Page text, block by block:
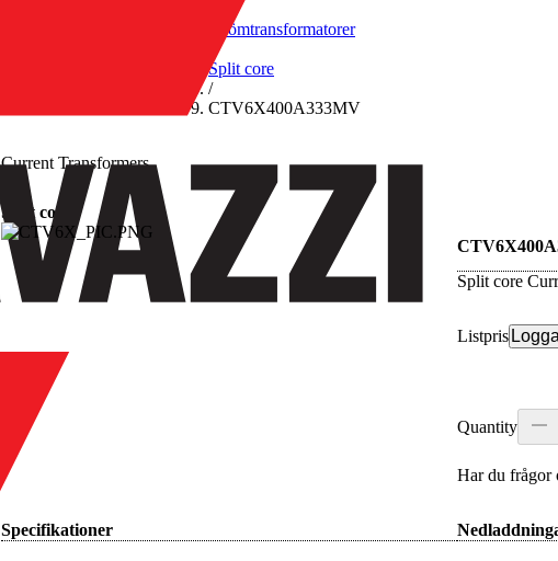
Strömtransformatorer
Split core
/
CTV6X400A333MV
Current Transformers
Split core
Split core
Listpris
Quantity
Har du frågor
Specifikationer